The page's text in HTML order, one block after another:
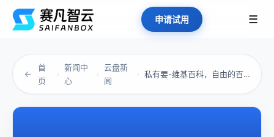
申请试用 ☰
←
首
页
›
新闻中
心
›
云盘新
闻
› 私有要-维基百科，自由的百科全书